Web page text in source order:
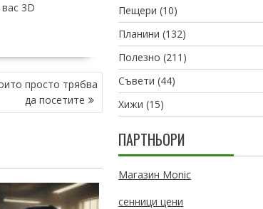
3D
просто трябва
да посетите
Пещери (10)
Планини (132)
Полезно (211)
Съвети (44)
Хижи (15)
ПАРТНЬОРИ
Магазин Monic
сенници цени